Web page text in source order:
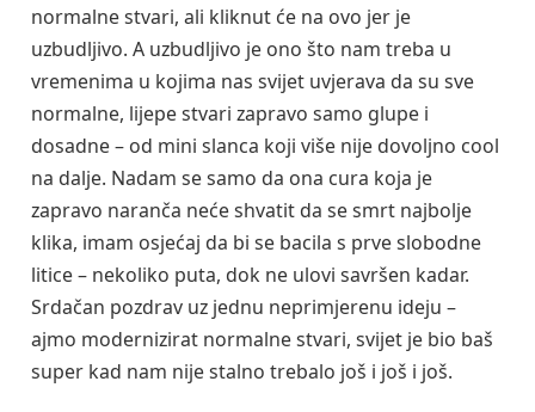
normalne stvari, ali kliknut će na ovo jer je
uzbudljivo. A uzbudljivo je ono što nam treba u
vremenima u kojima nas svijet uvjerava da su sve
normalne, lijepe stvari zapravo samo glupe i
dosadne – od mini slanca koji više nije dovoljno cool
na dalje. Nadam se samo da ona cura koja je
zapravo naranča neće shvatit da se smrt najbolje
klika, imam osjećaj da bi se bacila s prve slobodne
litice – nekoliko puta, dok ne ulovi savršen kadar.
Srdačan pozdrav uz jednu neprimjerenu ideju –
ajmo modernizirat normalne stvari, svijet je bio baš
super kad nam nije stalno trebalo još i još i još.